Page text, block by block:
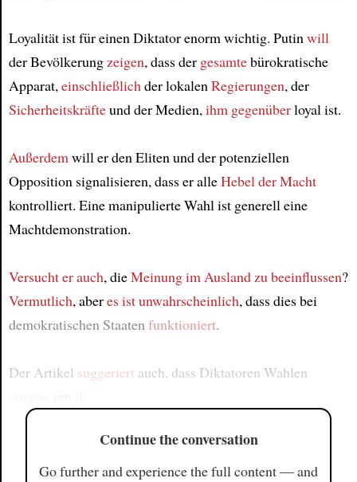
Loyalität ist für einen Diktator enorm wichtig. Putinwill
der Bevölkerungzeigen, dass der gesamtebürokratische
Apparat,einschließlichder lokalenRegierungen, der
Sicherheitskräfteund der Medien,ihm gegenüberloyal ist.
Außerdemwill er den Eliten und der potenziellen
Opposition signalisieren, dass er alleHebel der Macht
kontrolliert. Eine manipulierte Wahl ist generell eine
Machtdemonstration.
Versucht er auch, dieMeinungim Auslandzu beeinflussen?
Vermutlich, aberes ist unwahrscheinlich, dass dies bei
demokratischen Staatenfunktioniert.
Der Artikel suggeriert auch, dass Diktatoren Wahlen
Continue the conversation
Go further and experience the full content — and